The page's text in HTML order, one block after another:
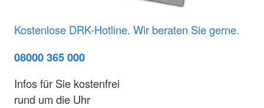
Kostenlose DRK-Hotline. Wir beraten Sie gerne.
08000 365 000
Infos für Sie kostenfrei
rund um die Uhr